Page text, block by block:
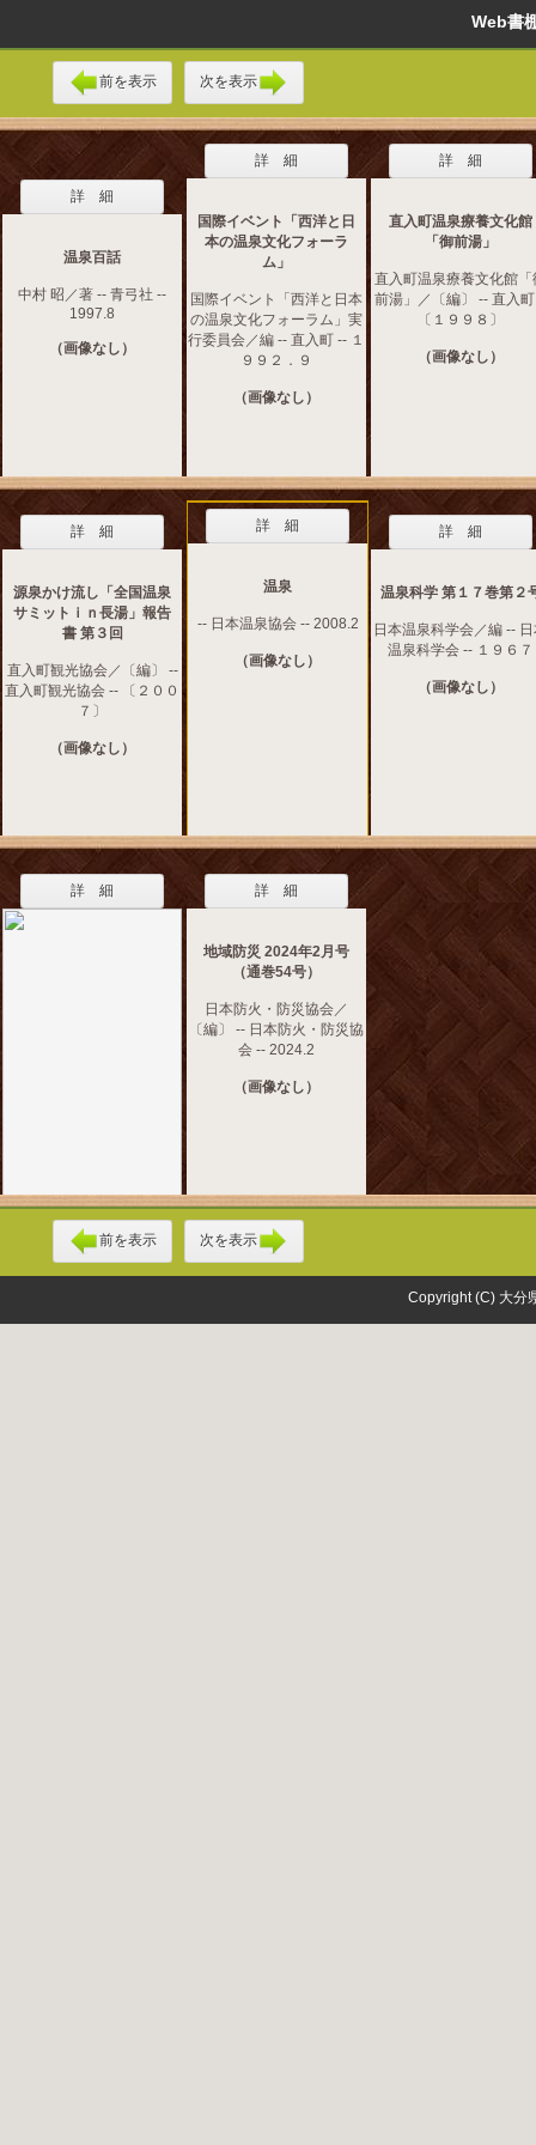
Web
前を表示 次を表示
詳 細
温泉百話
中村 昭／著 -- 青弓社 --
1997.8
（画像なし）
詳 細
国際イベント「西洋と日
本の温泉文化フォーラ
ム」
国際イベント「西洋と日本
の温泉文化フォーラム」実
行委員会／編 -- 直入町 -- １
９９２．９
（画像なし）
詳 細
直入町温泉療養文化館
「御前湯」
直入町温泉療養文化館「
前湯」／〔編〕 -- 直入
〔１９９８〕
（画像なし）
詳 細
源泉かけ流し「全国温泉
サミットｉｎ長湯」報告
書 第３回
直入町観光協会／〔編〕 --
直入町観光協会 -- 〔２００
７〕
（画像なし）
詳 細
温泉
-- 日本温泉協会 -- 2008.2
（画像なし）
詳 細
温泉科学 第１７巻第２
日本温泉科学会／編 --
温泉科学会 -- １９６７
（画像なし）
詳 細 詳 細
地域防災 2024年2月号
（通巻54号）
日本防火・防災協会／
〔編〕 -- 日本防火・防災協
会 -- 2024.2
（画像なし）
前を表示 次を表示
Copyright (C) 大分